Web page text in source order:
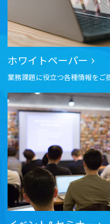
ホワイトペーパー
業務課題に役立つ各種情報をご